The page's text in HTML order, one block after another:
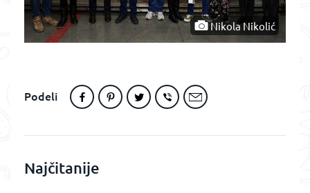
Nikola Nikolić
Podeli
Najčitanije